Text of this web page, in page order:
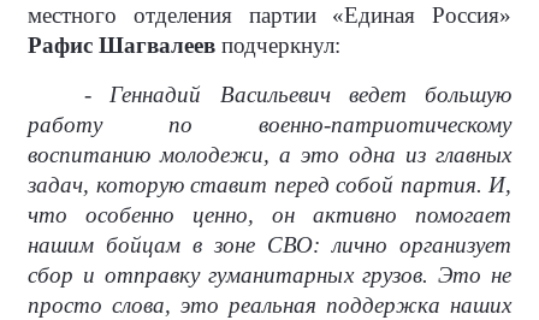
местного отделения партии «Единая Россия»
Рафис Шагвалеев подчеркнул:
- Геннадий Васильевич ведет большую
работу по военно-патриотическому
воспитанию молодежи, а это одна из главных
задач, которую ставит перед собой партия. И,
что особенно ценно, он активно помогает
нашим бойцам в зоне СВО: лично организует
сбор и отправку гуманитарных грузов. Это не
просто слова, это реальная поддержка наших